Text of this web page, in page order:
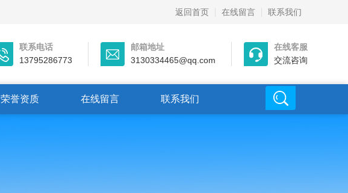
返回首页 在线留言 联系我们
联系电话
13795286773
邮箱地址
3130334465@qq.com
在线客服
交流咨询
荣誉资质 在线留言 联系我们